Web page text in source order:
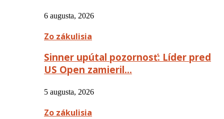
6 augusta, 2026
Zo zákulisia
Sinner upútal pozornosť: Líder pred
US Open zamieril…
5 augusta, 2026
Zo zákulisia